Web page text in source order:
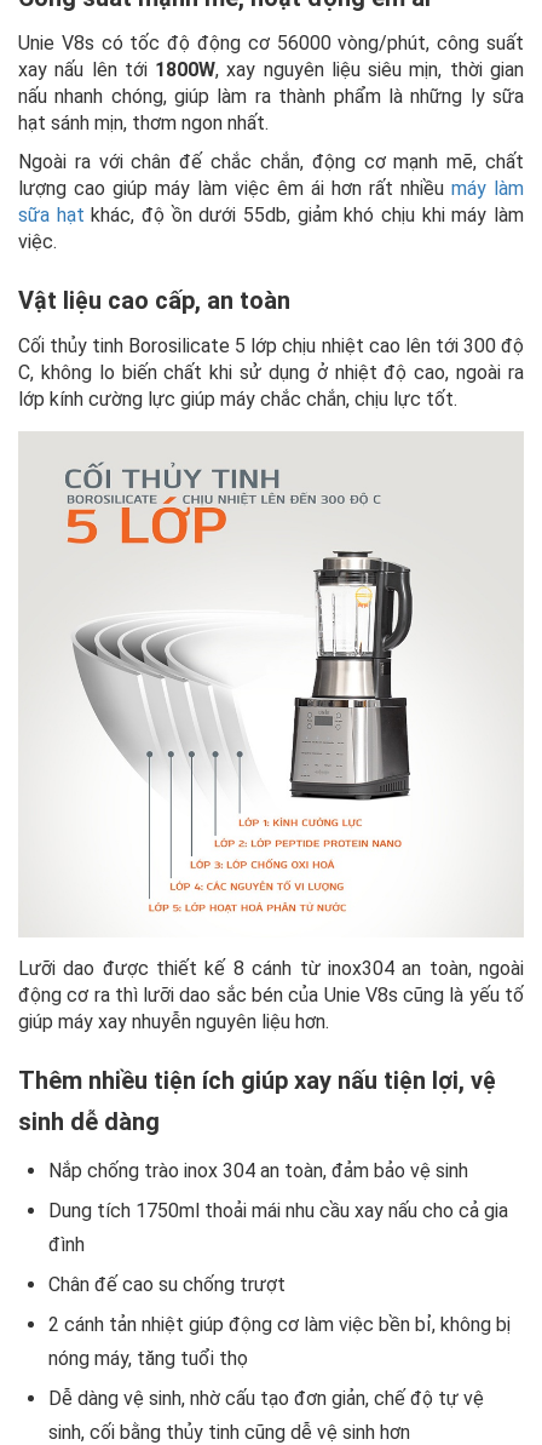
Unie V8s có tốc độ động cơ 56000 vòng/phút, công suất
xay nấu lên tới 1800W, xay nguyên liệu siêu mịn, thời gian
nấu nhanh chóng, giúp làm ra thành phẩm là những ly sữa
hạt sánh mịn, thơm ngon nhất.
Ngoài ra với chân đế chắc chắn, động cơ mạnh mẽ, chất
lượng cao giúp máy làm việc êm ái hơn rất nhiều máy làm
sữa hạt khác, độ ồn dưới 55db, giảm khó chịu khi máy làm
việc.
Vật liệu cao cấp, an toàn
Cối thủy tinh Borosilicate 5 lớp chịu nhiệt cao lên tới 300 độ
C, không lo biến chất khi sử dụng ở nhiệt độ cao, ngoài ra
lớp kính cường lực giúp máy chắc chắn, chịu lực tốt.
Lưỡi dao được thiết kế 8 cánh từ inox304 an toàn, ngoài
động cơ ra thì lưỡi dao sắc bén của Unie V8s cũng là yếu tố
giúp máy xay nhuyễn nguyên liệu hơn.
Thêm nhiều tiện ích giúp xay nấu tiện lợi, vệ
sinh dễ dàng
Nắp chống trào inox 304 an toàn, đảm bảo vệ sinh
Dung tích 1750ml thoải mái nhu cầu xay nấu cho cả gia
đình
Chân đế cao su chống trượt
2 cánh tản nhiệt giúp động cơ làm việc bền bỉ, không bị
nóng máy, tăng tuổi thọ
Dễ dàng vệ sinh, nhờ cấu tạo đơn giản, chế độ tự vệ
sinh, cối bằng thủy tinh cũng dễ vệ sinh hơn